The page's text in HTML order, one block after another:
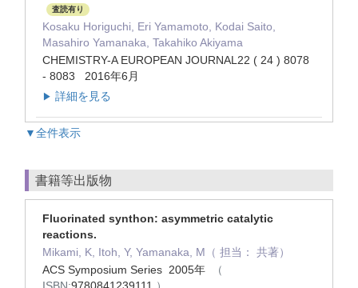
査読有り
Kosaku Horiguchi, Eri Yamamoto, Kodai Saito,
Masahiro Yamanaka, Takahiko Akiyama
CHEMISTRY-A EUROPEAN JOURNAL22 ( 24 ) 8078
- 8083 2016年6月
▶ 詳細を見る
▼全件表示
書籍等出版物
Fluorinated synthon: asymmetric catalytic
reactions.
Mikami, K, Itoh, Y, Yamanaka, M（ 担当： 共著）
ACS Symposium Series 2005年
（